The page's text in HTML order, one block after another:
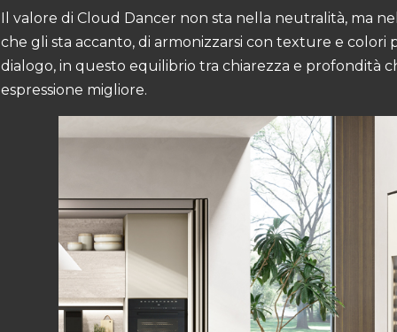
Il valore di Cloud Dancer non sta nella neutralità, ma
che gli sta accanto, di armonizzarsi con texture e colori
dialogo, in questo equilibrio tra chiarezza e profondità
espressione migliore.